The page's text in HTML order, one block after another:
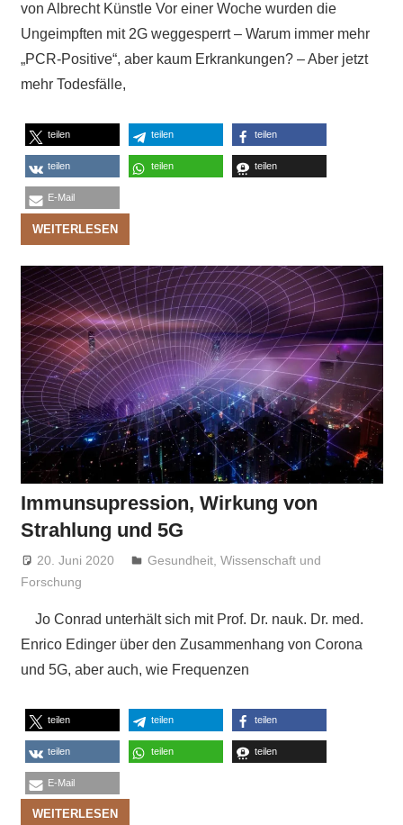
von Albrecht Künstle Vor einer Woche wurden die
Ungeimpften mit 2G weggesperrt – Warum immer mehr
„PCR-Positive“, aber kaum Erkrankungen? – Aber jetzt
mehr Todesfälle,
teilen teilen teilen
teilen teilen teilen
E-Mail
WEITERLESEN
Immunsupression, Wirkung von
Strahlung und 5G
20. Juni 2020 Niki Vogt
Gesundheit ,Wissenschaft und
Forschung
Jo Conrad unterhält sich mit Prof. Dr. nauk. Dr. med.
Enrico Edinger über den Zusammenhang von Corona
und 5G, aber auch, wie Frequenzen
teilen teilen teilen
teilen teilen teilen
E-Mail
WEITERLESEN